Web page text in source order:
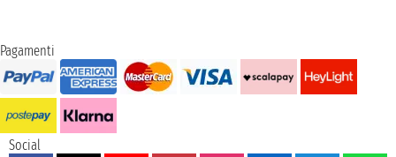
Pagamenti
Social